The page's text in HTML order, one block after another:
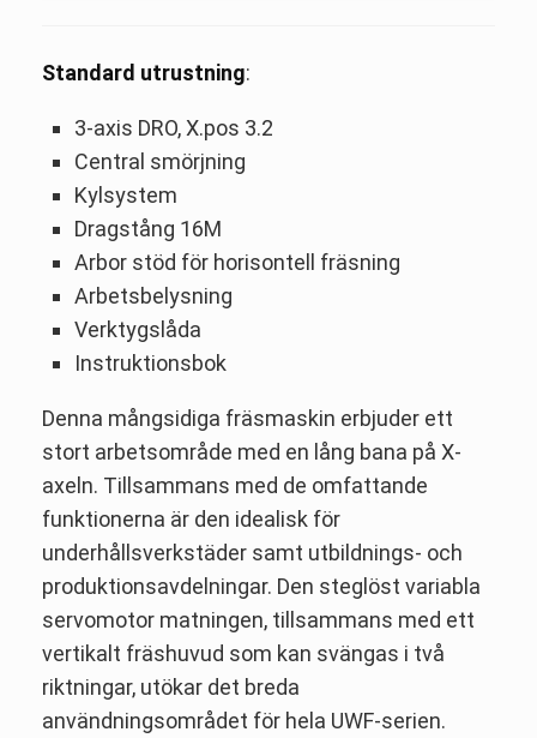
Standard utrustning:
3-axis DRO, X.pos 3.2
Central smörjning
Kylsystem
Dragstång 16M
Arbor stöd för horisontell fräsning
Arbetsbelysning
Verktygslåda
Instruktionsbok
Denna mångsidiga fräsmaskin erbjuder ett
stort arbetsområde med en lång bana på X-
axeln. Tillsammans med de omfattande
funktionerna är den idealisk för
underhållsverkstäder samt utbildnings- och
produktionsavdelningar. Den steglöst variabla
servomotor matningen, tillsammans med ett
vertikalt fräshuvud som kan svängas i två
riktningar, utökar det breda
användningsområdet för hela UWF-serien.